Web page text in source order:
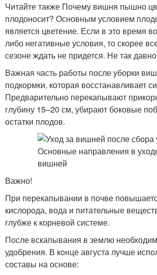
Читайте также Почему вишня пышно
плодоносит? Основным условием
является цветение. Если в это время
либо негативные условия, то скорее
сезоне ждать не придется. Не так
Важная часть работы после уборки
подкормки, которая восстанавливает
Предварительно перекапывают
глубину 15–20 см, убирают боковые
остатки плодов.
Важно!
При перекапывании в почве
кислорода, вода и питательные
глубже к корневой системе.
После вскапывания в землю
удобрения. В конце августа лучше
составы на основе: